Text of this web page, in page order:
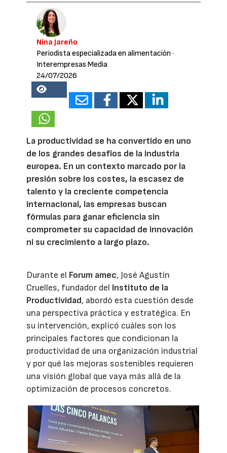
Nina Jareño
Periodista especializada en alimentación ·
Interempresas Media
24/07/2026
18658
La productividad se ha convertido en uno
de los grandes desafíos de la industria
europea. En un contexto marcado por la
presión sobre los costes, la escasez de
talento y la creciente competencia
internacional, las empresas buscan
fórmulas para ganar eficiencia sin
comprometer su capacidad de innovación
ni su crecimiento a largo plazo.
Durante el Forum amec, José Agustín
Cruelles, fundador del Instituto de la
Productividad, abordó esta cuestión desde
una perspectiva práctica y estratégica. En
su intervención, explicó cuáles son los
principales factores que condicionan la
productividad de una organización industrial
y por qué las mejoras sostenibles requieren
una visión global que vaya más allá de la
optimización de procesos concretos.